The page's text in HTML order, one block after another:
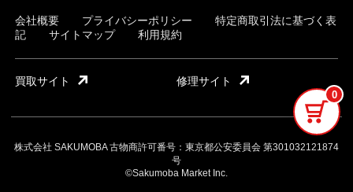
0
会社概要 プライバシーポリシー
特定商取引法に基づく表
記
サイトマップ 利用規約
買取サイト 修理サイト
株式会社 SAKUMOBA 古物商許可番号：東京都公安委員会 第301032121874
号
©Sakumoba Market Inc.